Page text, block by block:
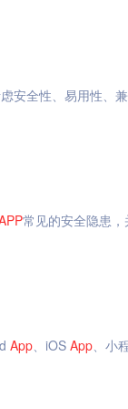
安全性、易用性、
常见的安全隐患，
App、iOS App、小